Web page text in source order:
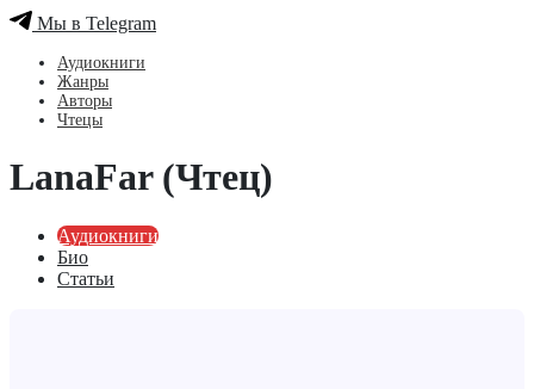
Мы в Telegram
Аудиокниги
Жанры
Авторы
Чтецы
LanaFar (Чтец)
Аудиокниги
Био
Статьи